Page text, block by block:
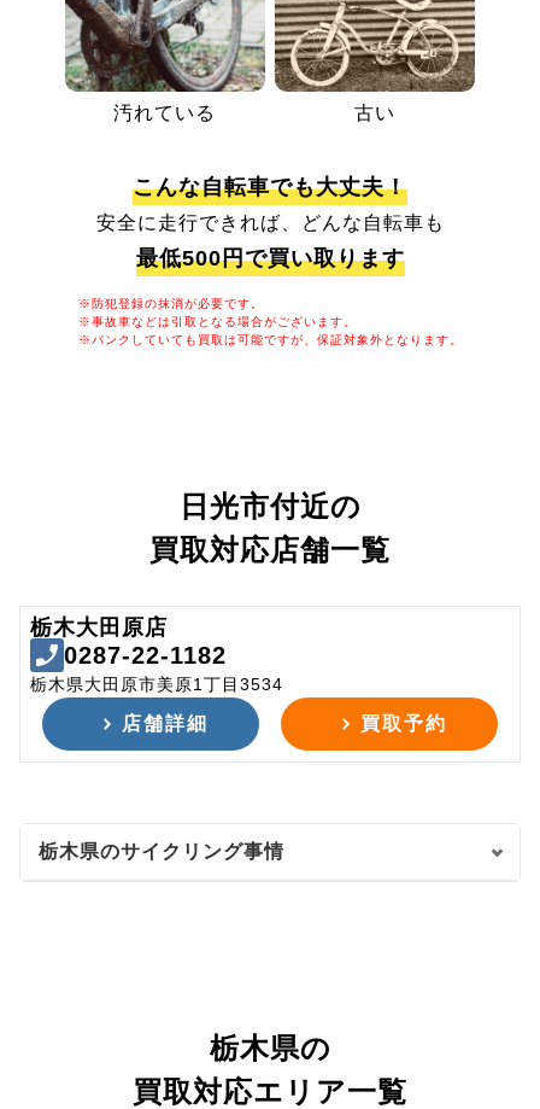
汚れている 古い
こんな自転車でも大丈夫！
安全に走行できれば、どんな自転車も
最低500円で買い取ります
※防犯登録の抹消が必要です。
※事故車などは引取となる場合がございます。
※パンクしていても買取は可能ですが、保証対象外となります。
日光市付近の
買取対応店舗一覧
栃木大田原店
0287-22-1182
栃木県大田原市美原1丁目3534
店舗詳細 買取予約
栃木県のサイクリング事情
栃木県の
買取対応エリア一覧